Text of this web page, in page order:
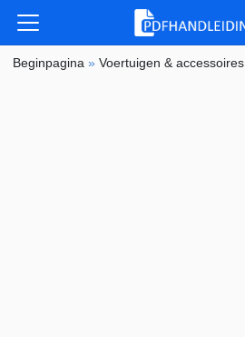
Beginpagina »Voertuigen & accessoires